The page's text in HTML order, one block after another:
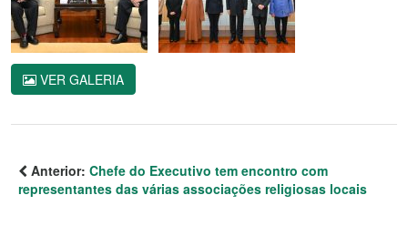
VER GALERIA
Anterior: Chefe do Executivo tem encontro com
representantes das várias associações religiosas locais